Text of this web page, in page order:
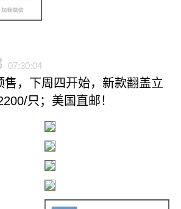
07:30:04
售，下周四开始，新款翻盖立
只；美国直邮！